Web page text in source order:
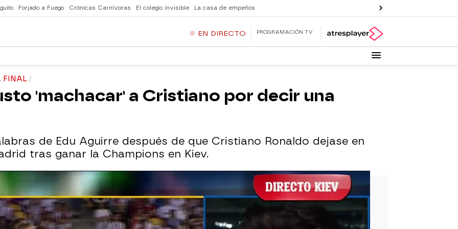
Forjado a Fuego Crónicas Carnívoras El colegio invisible La casa de empeños
EN DIRECTO PROGRAMACIÓN TV
FINAL
'machacar' a Cristiano por decir una
de Edu Aguirre después de que Cristiano Ronaldo dejase en
tras ganar la Champions en Kiev.